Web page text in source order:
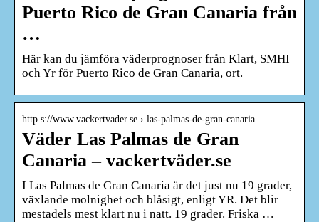
Puerto Rico de Gran Canaria från
…
Här kan du jämföra väderprognoser från Klart, SMHI
och Yr för Puerto Rico de Gran Canaria, ort.
http s://www.vackertvader.se › las-palmas-de-gran-canaria
Väder Las Palmas de Gran
Canaria – vackertväder.se
I Las Palmas de Gran Canaria är det just nu 19 grader,
växlande molnighet och blåsigt, enligt YR. Det blir
mestadels mest klart nu i natt. 19 grader. Friska …